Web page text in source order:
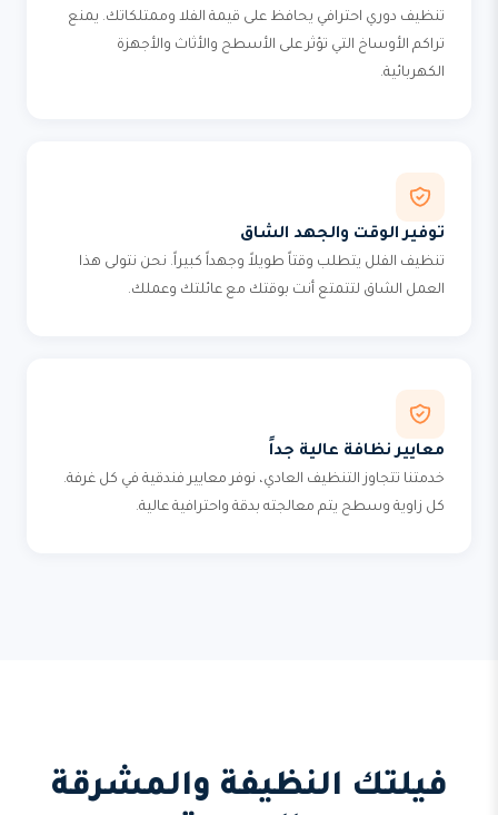
تنظيف دوري احترافي يحافظ على قيمة الفلا وممتلكاتك. يمنع
تراكم الأوساخ التي تؤثر على الأسطح والأثاث والأجهزة
الكهربائية.
توفير الوقت والجهد الشاق
تنظيف الفلل يتطلب وقتاً طويلاً وجهداً كبيراً. نحن نتولى هذا
العمل الشاق لتتمتع أنت بوقتك مع عائلتك وعملك.
معايير نظافة عالية جداً
خدمتنا تتجاوز التنظيف العادي، نوفر معايير فندقية في كل غرفة.
كل زاوية وسطح يتم معالجته بدقة واحترافية عالية.
فيلتك النظيفة والمشرقة